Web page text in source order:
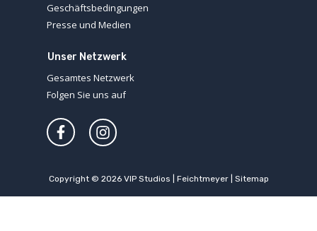
Geschäftsbedingungen
Presse und Medien
Unser Netzwerk
Gesamtes Netzwerk
Folgen Sie uns auf
Copyright © 2026 VIP Studios | Feichtmeyer| Sitemap